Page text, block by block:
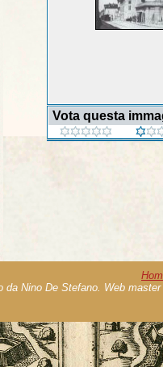
Vota questa
da Nino De Stefano. Web